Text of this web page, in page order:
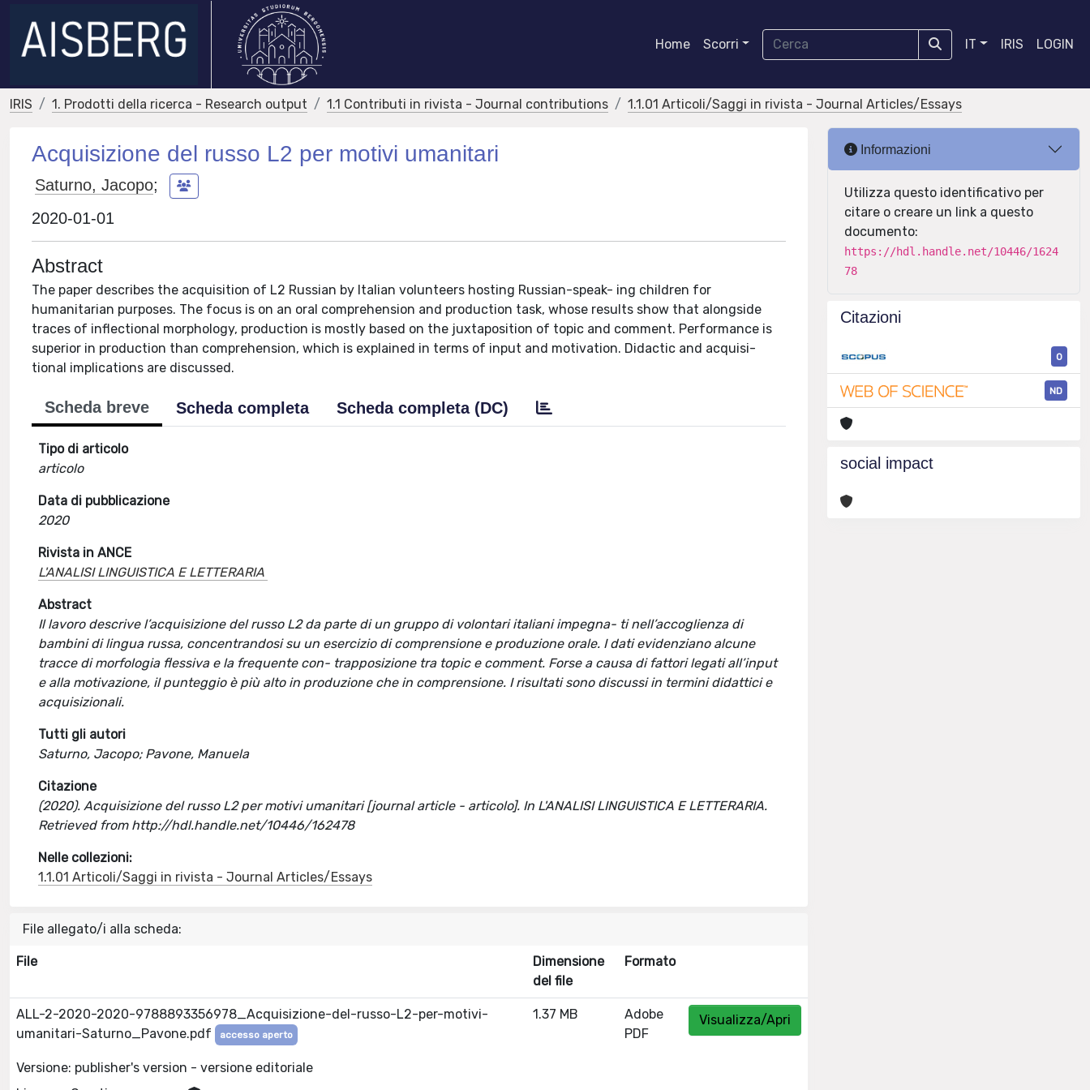
Home Scorri IT IRIS LOGIN
IRIS 1. Prodotti della ricerca - Research output 1.1 Contributi in rivista - Journal contributions 1.1.01 Articoli/Saggi in rivista - Journal Articles/Essays
Acquisizione del russo L2 per motivi umanitari
Saturno, Jacopo;
2020-01-01
Abstract
The paper describes the acquisition of L2 Russian by Italian volunteers hosting Russian-speak- ing children for
humanitarian purposes. The focus is on an oral comprehension and production task, whose results show that alongside
traces of inflectional morphology, production is mostly based on the juxtaposition of topic and comment. Performance is
superior in production than comprehension, which is explained in terms of input and motivation. Didactic and acquisi-
tional implications are discussed.
Scheda breve Scheda completa Scheda completa (DC)
Tipo di articolo
articolo
Data di pubblicazione
2020
Rivista in ANCE
L'ANALISI LINGUISTICA E LETTERARIA
Abstract
Il lavoro descrive l’acquisizione del russo L2 da parte di un gruppo di volontari italiani impegna- ti nell’accoglienza di
bambini di lingua russa, concentrandosi su un esercizio di comprensione e produzione orale. I dati evidenziano alcune
tracce di morfologia flessiva e la frequente con- trapposizione tra topic e comment. Forse a causa di fattori legati all’input
e alla motivazione, il punteggio è più alto in produzione che in comprensione. I risultati sono discussi in termini didattici e
acquisizionali.
Tutti gli autori
Saturno, Jacopo; Pavone, Manuela
Citazione
(2020). Acquisizione del russo L2 per motivi umanitari [journal article - articolo]. In L'ANALISI LINGUISTICA E LETTERARIA.
Retrieved from http://hdl.handle.net/10446/162478
Nelle collezioni:
1.1.01 Articoli/Saggi in rivista - Journal Articles/Essays
File allegato/i alla scheda:
File
Dimensione
del file
Formato
ALL-2-2020-2020-9788893356978_Acquisizione-del-russo-L2-per-motivi-
umanitari-Saturno_Pavone.pdf
accesso aperto
Versione: publisher's version - versione editoriale
1.37 MB
Adobe
PDF
Visualizza/Apri
Informazioni
Utilizza questo identificativo per
citare o creare un link a questo
documento:
https://hdl.handle.net/10446/1624
78
Citazioni
0
ND
social impact